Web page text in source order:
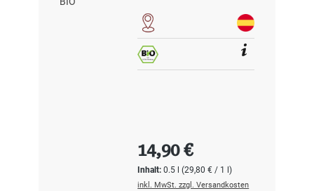
Inhalt:0.5 l(29,80 € / 1 l)
Regulärer Preis:
14,90 €
inkl. MwSt. zzgl. Versandkosten